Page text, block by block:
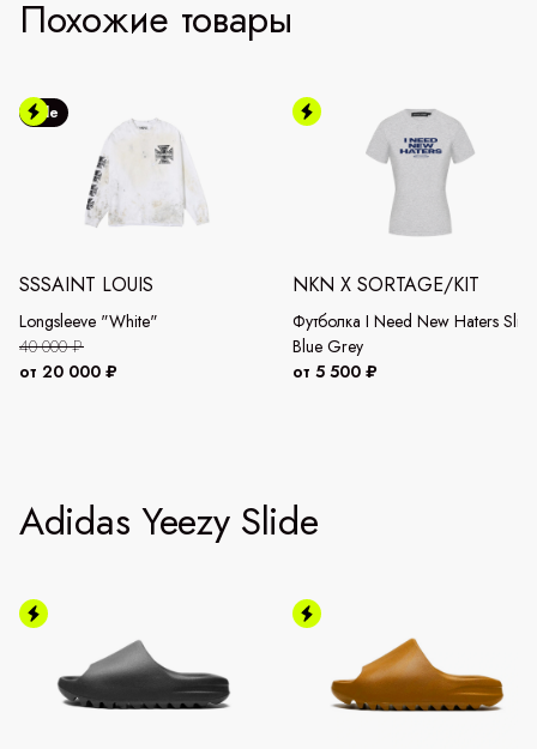
Похожие товары
Sale
SSSAINT LOUIS
Longsleeve "White"
40 000 ₽
от 20 000 ₽
NKN X SORTAGE/KIT
Футболка I Need New Haters Slim
Blue Grey
от 5 500 ₽
Adidas Yeezy Slide